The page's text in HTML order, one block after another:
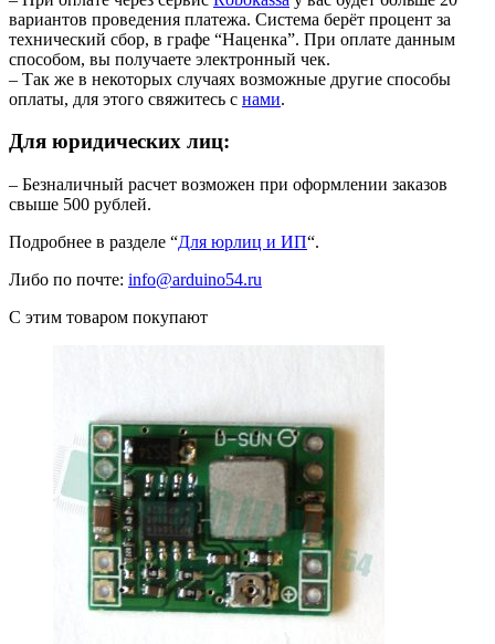
вариантов проведения платежа. Система берёт процент за
технический сбор, в графе “Наценка”. При оплате данным
способом, вы получаете электронный чек.
– Так же в некоторых случаях возможные другие способы
оплаты, для этого свяжитесь с нами.
Для юридических лиц:
– Безналичный расчет возможен при оформлении заказов
свыше 500 рублей.
Подробнее в разделе “Для юрлиц и ИП“.
Либо по почте: info@arduino54.ru
С этим товаром покупают